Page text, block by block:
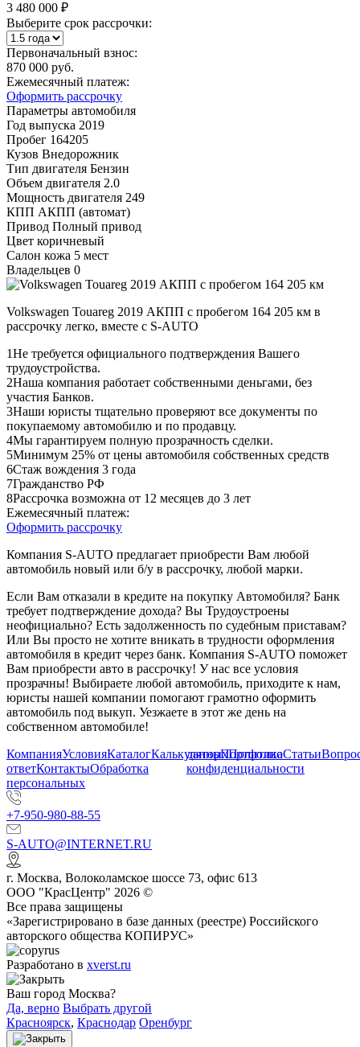
3 480 000 ₽
Выберите срок рассрочки:
Первоначальный взнос:
870 000 руб.
Ежемесячный платеж:
Оформить рассрочку
Параметры автомобиля
Год выпуска 2019
Пробег 164205
Кузов Внедорожник
Тип двигателя Бензин
Объем двигателя 2.0
Мощность двигателя 249
КПП АКПП (автомат)
Привод Полный привод
Цвет коричневый
Салон кожа 5 мест
Владельцев 0
Volkswagen Touareg 2019 АКПП с пробегом 164 205 км в
рассрочку легко, вместе с S-AUTO
1Не требуется официального подтверждения Вашего
трудоустройства.
2Наша компания работает собственными деньгами, без
участия Банков.
3Наши юристы тщательно проверяют все документы по
покупаемому автомобилю и по продавцу.
4Мы гарантируем полную прозрачность сделки.
5Минимум 25% от цены автомобиля собственных средств
6Стаж вождения 3 года
7Гражданство РФ
8Рассрочка возможна от 12 месяцев до 3 лет
Ежемесячный платеж:
Оформить рассрочку
Компания S-AUTO предлагает приобрести Вам любой
автомобиль новый или б/у в рассрочку, любой марки.
Если Вам отказали в кредите на покупку Автомобиля? Банк
требует подтверждение дохода? Вы Трудоустроены
неофициально? Есть задолженность по судебным приставам?
Или Вы просто не хотите вникать в трудности оформления
автомобиля в кредит через банк. Компания S-AUTO поможет
Вам приобрести авто в рассрочку! У нас все условия
прозрачны! Выбираете любой автомобиль, приходите к нам,
юристы нашей компании помогают грамотно оформить
автомобиль под выкуп. Уезжаете в этот же день на
собственном автомобиле!
КомпанияУсловияКаталогКалькуляторПортфолиоСтатьи
ответКонтактыОбработка
персональных
данныхПолитика
конфиденциальности
+7-950-980-88-55
S-AUTO@INTERNET.RU
г. Москва, Волоколамское шоссе 73, офис 613
ООО "КрасЦентр" 2026 ©
Все права защищены
«Зарегистрировано в базе данных (реестре) Российского
авторского общества КОПИРУС»
Разработано в xverst.ru
Ваш город Москва?
Да, верно Выбрать другой
Красноярск, Краснодар Оренбург